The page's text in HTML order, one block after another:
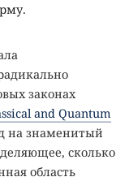
законах
and Quantum
на знаменитый
сколько
область